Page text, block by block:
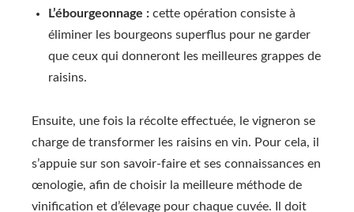
L’ébourgeonnage : cette opération consiste à
éliminer les bourgeons superflus pour ne garder
que ceux qui donneront les meilleures grappes de
raisins.
Ensuite, une fois la récolte effectuée, le vigneron se
charge de transformer les raisins en vin. Pour cela, il
s’appuie sur son savoir-faire et ses connaissances en
œnologie, afin de choisir la meilleure méthode de
vinification et d’élevage pour chaque cuvée. Il doit